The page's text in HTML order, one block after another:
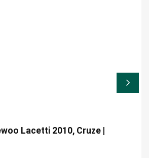
Lacetti 2010, Cruze |